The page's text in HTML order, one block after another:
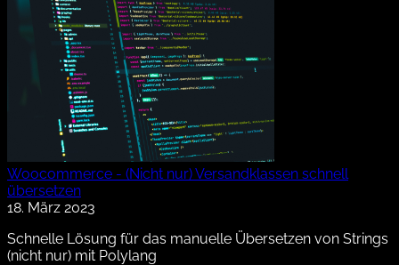
Woocommerce - (Nicht nur) Versandklassen schnell
übersetzen
18. März 2023
Schnelle Lösung für das manuelle Übersetzen von Strings
(nicht nur) mit Polylang